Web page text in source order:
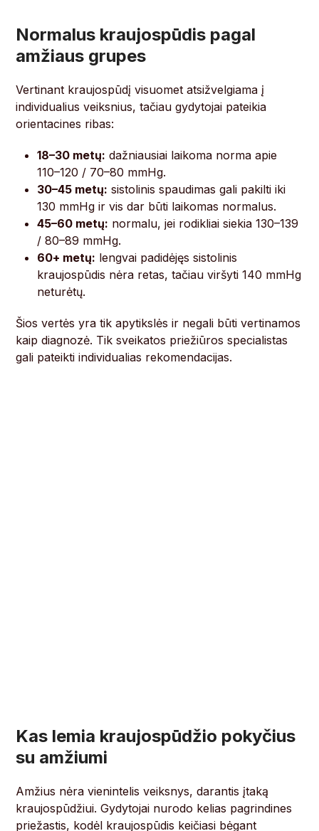
Normalus kraujospūdis pagal
amžiaus grupes
Vertinant kraujospūdį visuomet atsižvelgiama į
individualius veiksnius, tačiau gydytojai pateikia
orientacines ribas:
18–30 metų: dažniausiai laikoma norma apie
110–120 / 70–80 mmHg.
30–45 metų: sistolinis spaudimas gali pakilti iki
130 mmHg ir vis dar būti laikomas normalus.
45–60 metų: normalu, jei rodikliai siekia 130–139
/ 80–89 mmHg.
60+ metų: lengvai padidėjęs sistolinis
kraujospūdis nėra retas, tačiau viršyti 140 mmHg
neturėtų.
Šios vertės yra tik apytikslės ir negali būti vertinamos
kaip diagnozė. Tik sveikatos priežiūros specialistas
gali pateikti individualias rekomendacijas.
Kas lemia kraujospūdžio pokyčius
su amžiumi
Amžius nėra vienintelis veiksnys, darantis įtaką
kraujospūdžiui. Gydytojai nurodo kelias pagrindines
priežastis, kodėl kraujospūdis keičiasi bėgant